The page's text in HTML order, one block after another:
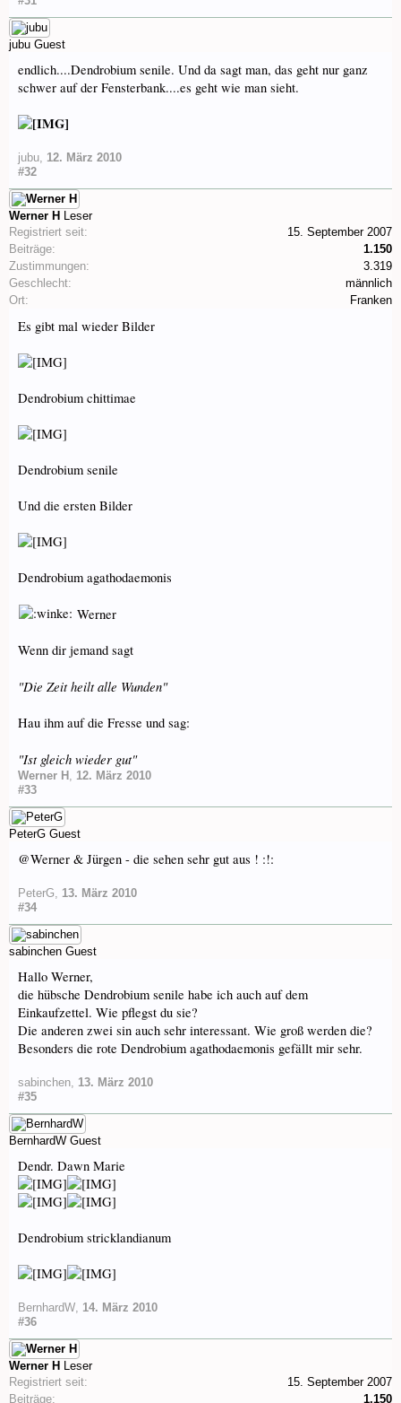
jubu Guest
endlich....Dendrobium senile. Und da sagt man, das geht nur ganz
schwer auf der Fensterbank....es geht wie man sieht.
jubu, 12. März 2010
#32
Werner H Leser
Registriert seit:
15. September 2007
Beiträge:
1.150
Zustimmungen:
3.319
Geschlecht:
männlich
Ort:
Franken
Es gibt mal wieder Bilder
Dendrobium chittimae
Dendrobium senile
Und die ersten Bilder
Dendrobium agathodaemonis
Werner
Wenn dir jemand sagt
"Die Zeit heilt alle Wunden"
Hau ihm auf die Fresse und sag:
"Ist gleich wieder gut"
Werner H , 12. März 2010
#33
PeterG Guest
@Werner & Jürgen - die sehen sehr gut aus ! :!:
PeterG, 13. März 2010
#34
sabinchen Guest
Hallo Werner,
die hübsche Dendrobium senile habe ich auch auf dem
Einkaufzettel. Wie pflegst du sie?
Die anderen zwei sin auch sehr interessant. Wie groß werden die?
Besonders die rote Dendrobium agathodaemonis gefällt mir sehr.
sabinchen, 13. März 2010
#35
BernhardW Guest
Dendr. Dawn Marie
Dendrobium stricklandianum
BernhardW, 14. März 2010
#36
Werner H Leser
Registriert seit:
15. September 2007
Beiträge:
1.150